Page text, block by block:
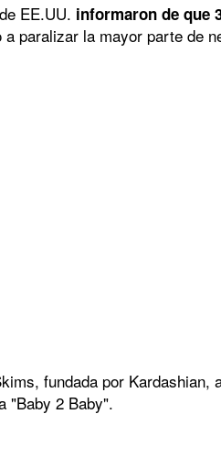
EE.UU. informaron de que
paralizar la mayor parte de
fundada por
"Baby 2 Baby".